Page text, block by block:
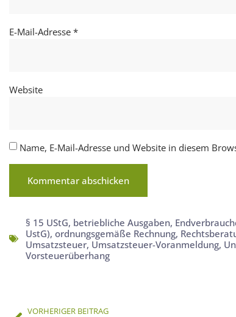
E-Mail-Adresse *
Website
Name, E-Mail-Adresse und Website in diesem
§ 15 UStG, betriebliche Ausgaben,
UstG), ordnungsgemäße Rechnung,
Umsatzsteuer, Umsatzsteuer-Voranmeldung,
Vorsteuerüberhang
VORHERIGER BEITRAG